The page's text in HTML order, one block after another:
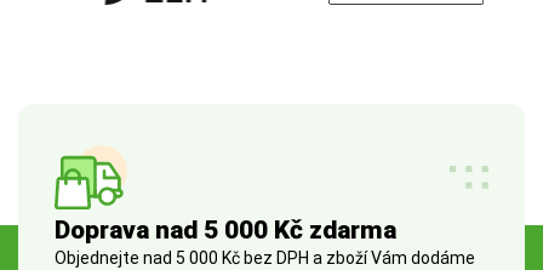
Doprava nad 5 000 Kč zdarma
Objednejte nad 5 000 Kč bez DPH a zboží Vám dodáme